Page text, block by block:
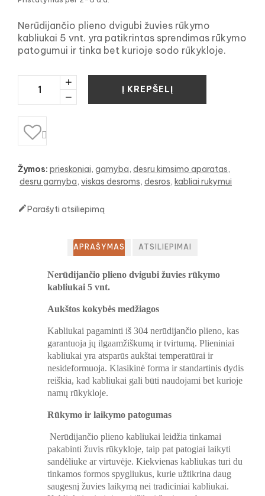
Nerūdijančio plieno dvigubi žuvies rūkymo
kabliukai 5 vnt. yra patikrintas sprendimas rūkymo
patogumui ir tinka bet kurioje sodo rūkykloje.
Į KREPŠELĮ

Žymos: prieskoniai gamyba desru kimsimo aparatas
desru gamyba viskas desroms desros kabliai rukymui
Parašyti atsiliepimą
APRAŠYMAS ATSILIEPIMAI
Nerūdijančio plieno dvigubi žuvies rūkymo
kabliukai 5 vnt.
Aukštos kokybės medžiagos
Kabliukai pagaminti iš 304 nerūdijančio plieno, kas
garantuoja jų ilgaamžiškumą ir tvirtumą. Plieniniai
kabliukai yra atsparūs aukštai temperatūrai ir
nesideformuoja. Klasikinė forma ir standartinis dydis
reiškia, kad kabliukai gali būti naudojami bet kurioje
namų rūkykloje.
Rūkymo ir laikymo patogumas
Nerūdijančio plieno kabliukai leidžia tinkamai
pakabinti žuvis rūkykloje, taip pat patogiai laikyti
sandėliuke ar virtuvėje. Kiekvienas kabliukas turi du
tinkamos formos spygliukus, kurie užtikrina daug
saugesnį žuvies laikymą nei tradiciniai kabliukai.